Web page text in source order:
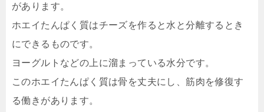
があります。
ホエイたんぱく質はチーズを作ると水と分離するとき
にできるものです。
ヨーグルトなどの上に溜まっている水分です。
このホエイたんぱく質は骨を丈夫にし、筋肉を修復す
る働きがあります。